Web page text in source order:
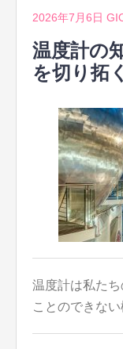
2026年7月6日
温度計の
を切り拓
温度計は私た
ことのできない